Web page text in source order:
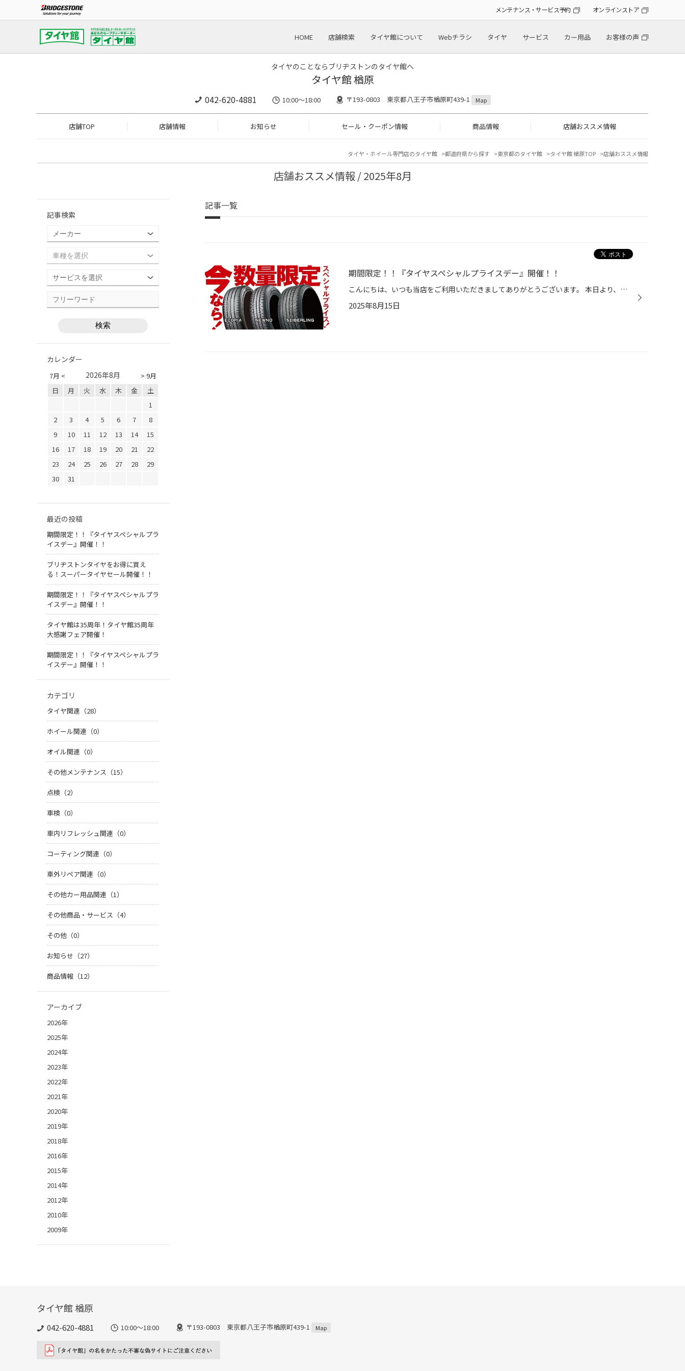
メンテナンス・サービス予約 オンラインストア
HOME 店舗検索 タイヤ館について Webチラシ タイヤ サービス カー用品 お客様の声
タイヤのことならブリヂストンのタイヤ館へ
タイヤ館 楢原
042-620-4881 10:00～18:00 〒193-0803 東京都八王子市楢原町439-1 Map
店舗TOP 店舗情報 お知らせ セール・クーポン情報 商品情報 店舗おススメ情報
タイヤ・ホイール専門店のタイヤ館 都道府県から探す 東京都のタイヤ館 タイヤ館 楢原TOP 店舗おススメ情報
店舗おススメ情報 / 2025年8月
記事一覧
期間限定！！『タイヤスペシャルプライスデー』開催！！
こんにちは、いつも当店をご利用いただきましてありがとうございます。 本日より、コクピット・タイヤ館におきまして、 期間限定！ サイズ限定！！ 数量限定！！！ お得にお買い求めいただける、「タイヤスペシャルプライスデー」がスタートします！ お得なタイヤのご紹介！！ ワゴンR、N-BOX、タン...
2025年8月15日
記事検索
カレンダー
7月 < > 9月
2026年8月
日 月 火 水 木 金
土
1
2
3 4 5 6 7
8
9
10 11 12 13 14
15
16
17 18 19 20 21
22
23
24 25 26 27 28
29
30
31
最近の投稿
期間限定！！『タイヤスペシャルプラ
イスデー』開催！！
ブリヂストンタイヤをお得に買え
る！スーパータイヤセール開催！！
期間限定！！『タイヤスペシャルプラ
イスデー』開催！！
タイヤ館は35周年！タイヤ館35周年
大感謝フェア開催！
期間限定！！『タイヤスペシャルプラ
イスデー』開催！！
カテゴリ
タイヤ関連（28）
ホイール関連（0）
オイル関連（0）
その他メンテナンス（15）
点検（2）
車検（0）
車内リフレッシュ関連（0）
コーティング関連（0）
車外リペア関連（0）
その他カー用品関連（1）
その他商品・サービス（4）
その他（0）
お知らせ（27）
商品情報（12）
アーカイブ
2026年
2025年
2024年
2023年
2022年
2021年
2020年
2019年
2018年
2016年
2015年
2014年
2012年
2010年
2009年
タイヤ館 楢原
042-620-4881 10:00～18:00 〒193-0803 東京都八王子市楢原町439-1 Map